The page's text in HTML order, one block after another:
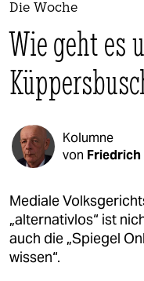
themen
politik
öko
kultur
berlin
nord
Die Woche
Wie geht es
Kolumne
von
Mediale
„alternativlos“ ist
auch die „Spiegel
wissen“.